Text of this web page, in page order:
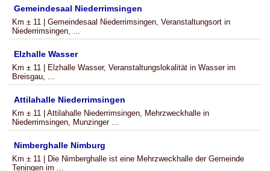
Gemeindesaal Niederrimsingen
Km ± 11 | Gemeindesaal Niederrimsingen, Veranstaltungsort in
Niederrimsingen, ...
Elzhalle Wasser
Km ± 11 | Elzhalle Wasser, Veranstaltungslokalität in Wasser im
Breisgau, ...
Attilahalle Niederrimsingen
Km ± 11 | Attilahalle Niederrimsingen, Mehrzweckhalle in
Niederrimsingen, Munzinger ...
Nimberghalle Nimburg
Km ± 11 | Die Nimberghalle ist eine Mehrzweckhalle der Gemeinde
Teningen im ...